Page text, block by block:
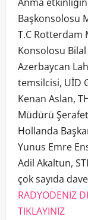
Başkonsolosu
T.C Rotterdam
Konsolosu Bilal
Azerbaycan
temsilcisi, UİD
Kenan Aslan,
Müdürü
Hollanda
Yunus Emre
Adil Akaltun,
çok sayıda
RADYODENIZ
TIKLAYINIZ